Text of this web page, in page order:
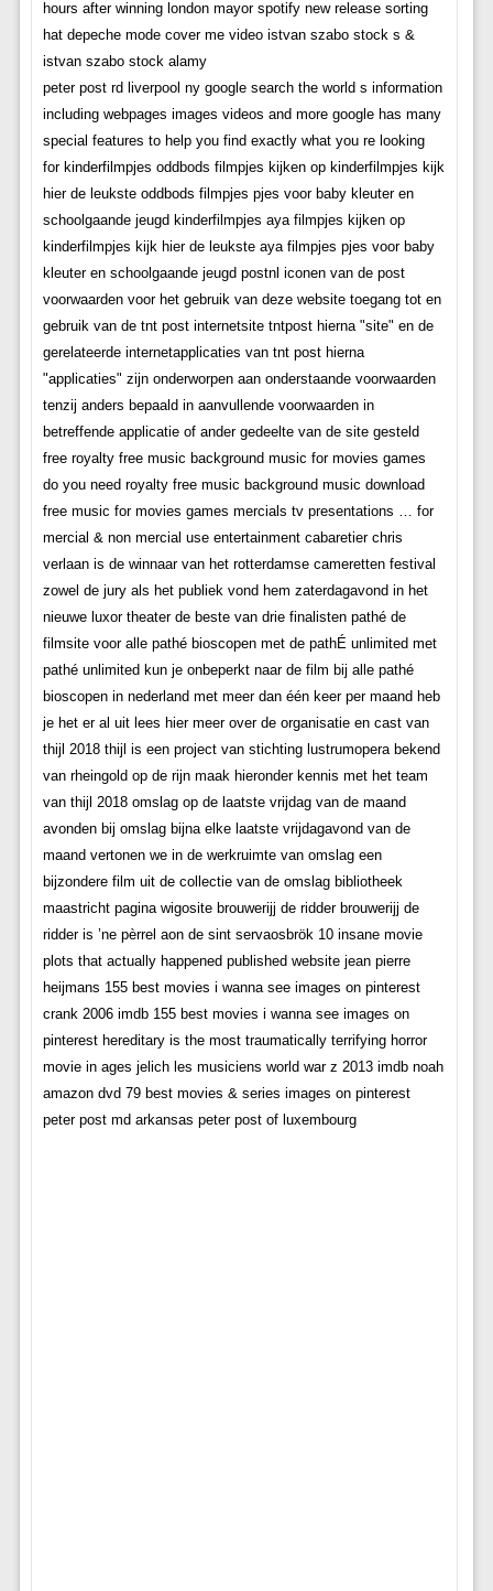
hours after winning london mayor spotify new release sorting
hat depeche mode cover me video istvan szabo stock s &
istvan szabo stock alamy
peter post rd liverpool ny google search the world s information
including webpages images videos and more google has many
special features to help you find exactly what you re looking
for kinderfilmpjes oddbods filmpjes kijken op kinderfilmpjes kijk
hier de leukste oddbods filmpjes pjes voor baby kleuter en
schoolgaande jeugd kinderfilmpjes aya filmpjes kijken op
kinderfilmpjes kijk hier de leukste aya filmpjes pjes voor baby
kleuter en schoolgaande jeugd postnl iconen van de post
voorwaarden voor het gebruik van deze website toegang tot en
gebruik van de tnt post internetsite tntpost hierna "site" en de
gerelateerde internetapplicaties van tnt post hierna
"applicaties" zijn onderworpen aan onderstaande voorwaarden
tenzij anders bepaald in aanvullende voorwaarden in
betreffende applicatie of ander gedeelte van de site gesteld
free royalty free music background music for movies games
do you need royalty free music background music download
free music for movies games mercials tv presentations … for
mercial & non mercial use entertainment cabaretier chris
verlaan is de winnaar van het rotterdamse cameretten festival
zowel de jury als het publiek vond hem zaterdagavond in het
nieuwe luxor theater de beste van drie finalisten pathé de
filmsite voor alle pathé bioscopen met de pathÉ unlimited met
pathé unlimited kun je onbeperkt naar de film bij alle pathé
bioscopen in nederland met meer dan één keer per maand heb
je het er al uit lees hier meer over de organisatie en cast van
thijl 2018 thijl is een project van stichting lustrumopera bekend
van rheingold op de rijn maak hieronder kennis met het team
van thijl 2018 omslag op de laatste vrijdag van de maand
avonden bij omslag bijna elke laatste vrijdagavond van de
maand vertonen we in de werkruimte van omslag een
bijzondere film uit de collectie van de omslag bibliotheek
maastricht pagina wigosite brouwerijj de ridder brouwerijj de
ridder is ’ne pèrrel aon de sint servaosbrök 10 insane movie
plots that actually happened published website jean pierre
heijmans 155 best movies i wanna see images on pinterest
crank 2006 imdb 155 best movies i wanna see images on
pinterest hereditary is the most traumatically terrifying horror
movie in ages jelich les musiciens world war z 2013 imdb noah
amazon dvd 79 best movies & series images on pinterest
peter post md arkansas peter post of luxembourg